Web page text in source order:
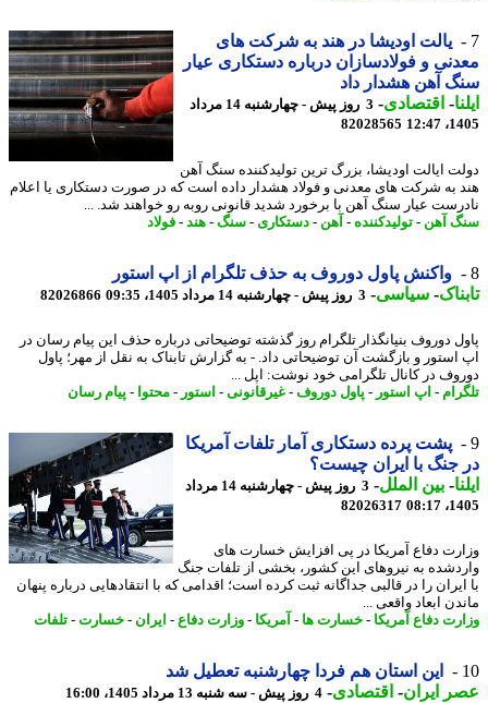
یالت اودیشا در هند به شرکت های
و فولادسازان درباره دستکاری عیار
آهن هشدار داد
-اقتصادی-
3 روز پیش - چهارشنبه 14 مرداد
82028565
ایالت اودیشا، بزرگ ترین تولیدکننده سنگ آهن
به شرکت های معدنی و فولاد هشدار داده است که در صورت دستکاری یا اعلام
عیار سنگ آهن با برخورد شدید قانونی روبه رو خواهند شد. ...
آهن -تولیدکننده-آهن -دستکاری- سنگ-هند-فولاد
واکنش پاول دوروف به حذف تلگرام از اپ استور
-سیاسی-3 روز پیش - چهارشنبه 14 مرداد 1405، 09:35 82026866
دوروف بنیانگذار تلگرام روز گذشته توضیحاتی درباره حذف این پیام رسان در
و بازگشت آن توضیحاتی داد. - به گزارش تابناک به نقل از مهر؛ پاول
در کانال تلگرامی خود نوشت: اپل ...
- اپ استور-پاول دوروف-غیرقانونی-استور-محتوا-پیام رسان
پشت پرده دستکاری آمار تلفات آمریکا
جنگ با ایران چیست؟
-بین الملل-
3 روز پیش - چهارشنبه 14 مرداد
82026317
دفاع آمریکا در پی افزایش خسارت های
به نیروهای این کشور، بخشی از تلفات جنگ
را در قالبی جداگانه ثبت کرده است؛ اقدامی که با انتقادهایی درباره پنهان
ابعاد واقعی ...
دفاع آمریکا- خسارت ها- آمریکا- وزارت دفاع -ایران - خسارت- تلفات
این استان هم فردا چهارشنبه تعطیل شد
ایران- اقتصادی-4 روز پیش - سه شنبه 13 مرداد 1405، 16:00